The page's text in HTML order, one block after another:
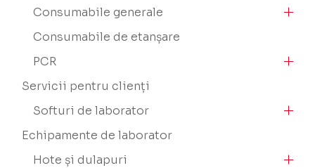
Consumabile generale
Consumabile de etanșare
PCR
Servicii pentru clienți
Softuri de laborator
Echipamente de laborator
Hote și dulapuri